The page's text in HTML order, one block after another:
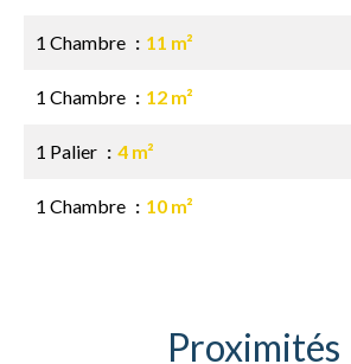
1 Chambre 11 m²
1 Chambre 12 m²
1 Palier 4 m²
1 Chambre 10 m²
Proximités